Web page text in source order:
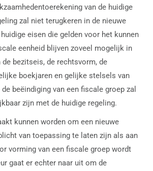
van de huidige
zal niet terugkeren in de nieuwe
eisen die gelden voor het kunnen
eenheid blijven zoveel mogelijk in
bezitseis, de rechtsvorm, de
boekjaren en gelijke stelsels van
beëindiging van een fiscale groep zal
zijn met de huidige regeling.
kunnen worden om een nieuwe
van toepassing te laten zijn als aan
vorming van een fiscale groep wordt
gaat er echter naar uit om de